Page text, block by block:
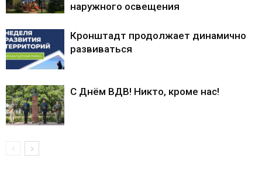
наружного освещения
Кронштадт продолжает динамично
развиваться
С Днём ВДВ! Никто, кроме нас!